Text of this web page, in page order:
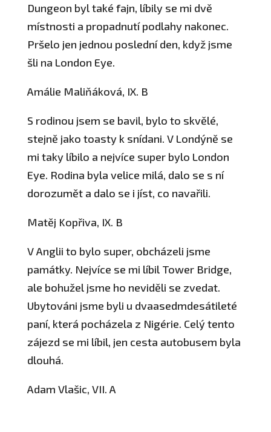
Dungeon byl také fajn, líbily se mi dvě
místnosti a propadnutí podlahy nakonec.
Pršelo jen jednou poslední den, když jsme
šli na London Eye.
Amálie Maliňáková, IX. B
S rodinou jsem se bavil, bylo to skvělé,
stejně jako toasty k snídani. V Londýně se
mi taky líbilo a nejvíce super bylo London
Eye. Rodina byla velice milá, dalo se s ní
dorozumět a dalo se i jíst, co navařili.
Matěj Kopřiva, IX. B
V Anglii to bylo super, obcházeli jsme
památky. Nejvíce se mi líbil Tower Bridge,
ale bohužel jsme ho neviděli se zvedat.
Ubytováni jsme byli u dvaasedmdesátileté
paní, která pocházela z Nigérie. Celý tento
zájezd se mi líbil, jen cesta autobusem byla
dlouhá.
Adam Vlašic, VII. A